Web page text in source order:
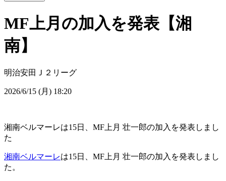
MF上月の加入を発表【湘
南】
明治安田Ｊ２リーグ
2026/6/15 (月) 18:20
湘南ベルマーレは15日、MF上月 壮一郎の加入を発表しまし
た
湘南ベルマーレは15日、MF上月 壮一郎の加入を発表しまし
た。